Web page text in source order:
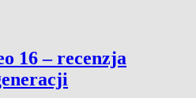
16 – recenzja